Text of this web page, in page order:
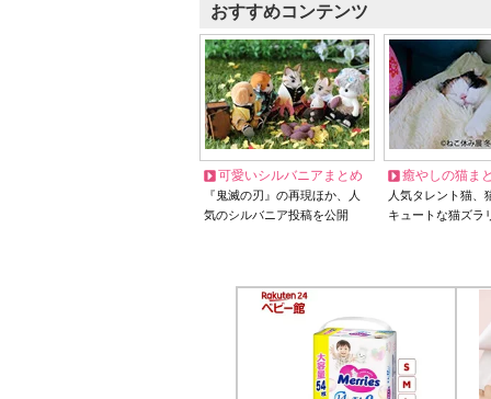
おすすめコンテンツ
可愛いシルバニアまとめ
『鬼滅の刃』の再現ほか、人
気のシルバニア投稿を公開
癒やしの猫ま
人気タレント猫
キュートな猫ズラ